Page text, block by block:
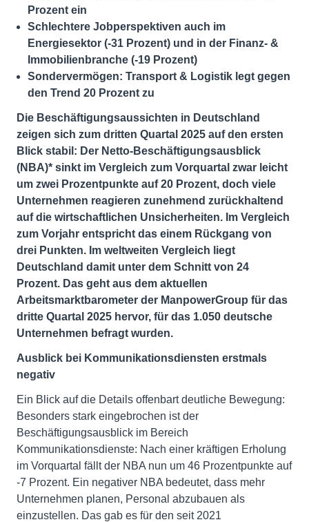
Prozent ein
Schlechtere Jobperspektiven auch im
Energiesektor (-31 Prozent) und in der Finanz- &
Immobilienbranche (-19 Prozent)
Sondervermögen: Transport & Logistik legt gegen
den Trend 20 Prozent zu
Die Beschäftigungsaussichten in Deutschland
zeigen sich zum dritten Quartal 2025 auf den ersten
Blick stabil: Der Netto-Beschäftigungsausblick
(NBA)* sinkt im Vergleich zum Vorquartal zwar leicht
um zwei Prozentpunkte auf 20 Prozent, doch viele
Unternehmen reagieren zunehmend zurückhaltend
auf die wirtschaftlichen Unsicherheiten. Im Vergleich
zum Vorjahr entspricht das einem Rückgang von
drei Punkten. Im weltweiten Vergleich liegt
Deutschland damit unter dem Schnitt von 24
Prozent. Das geht aus dem aktuellen
Arbeitsmarktbarometer der ManpowerGroup für das
dritte Quartal 2025 hervor, für das 1.050 deutsche
Unternehmen befragt wurden.
Ausblick bei Kommunikationsdiensten erstmals
negativ
Ein Blick auf die Details offenbart deutliche Bewegung:
Besonders stark eingebrochen ist der
Beschäftigungsausblick im Bereich
Kommunikationsdienste: Nach einer kräftigen Erholung
im Vorquartal fällt der NBA nun um 46 Prozentpunkte auf
-7 Prozent. Ein negativer NBA bedeutet, dass mehr
Unternehmen planen, Personal abzubauen als
einzustellen. Das gab es für den seit 2021